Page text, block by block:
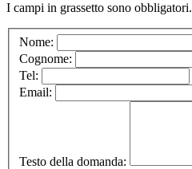
I campi in grassetto sono obbligatori.
Nome:
Cognome:
Tel:
Email:
Testo della domanda: